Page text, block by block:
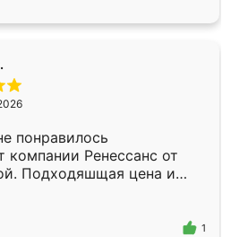
понравилось
компании Ренессанс от
Подходяшщая цена и
Приехавший
Владислав
эскизу самый
1